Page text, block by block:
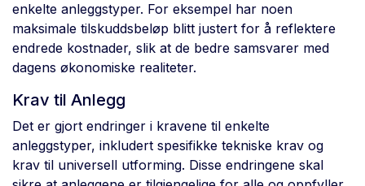
enkelte anleggstyper. For eksempel har noen
maksimale tilskuddsbeløp blitt justert for å reflektere
endrede kostnader, slik at de bedre samsvarer med
dagens økonomiske realiteter.
Krav til Anlegg
Det er gjort endringer i kravene til enkelte
anleggstyper, inkludert spesifikke tekniske krav og
krav til universell utforming. Disse endringene skal